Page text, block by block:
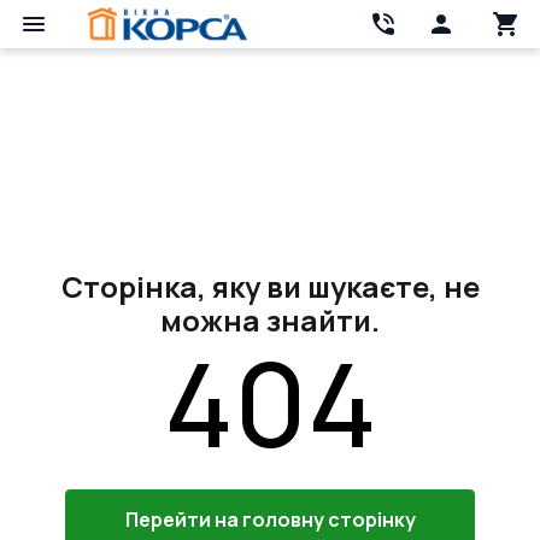
Сторінка, яку ви шукаєте, не
можна знайти.
404
Перейти на головну сторінку